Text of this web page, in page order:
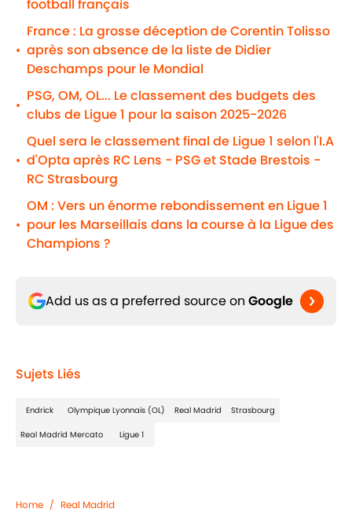
football français
•
France : La grosse déception de Corentin Tolisso
après son absence de la liste de Didier
Deschamps pour le Mondial
•
PSG, OM, OL... Le classement des budgets des
clubs de Ligue 1 pour la saison 2025-2026
•
Quel sera le classement final de Ligue 1 selon l'I.A
d'Opta après RC Lens - PSG et Stade Brestois -
RC Strasbourg
•
OM : Vers un énorme rebondissement en Ligue 1
pour les Marseillais dans la course à la Ligue des
Champions ?
Add us as a preferred source on Google
Sujets Liés
Endrick Olympique Lyonnais (OL) Real Madrid Strasbourg
Real Madrid Mercato Ligue 1
Home / Real Madrid